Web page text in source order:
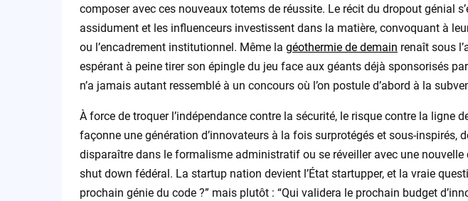
composer avec ces nouveaux totems de réussite. Le récit du dropout génial
assidument et les influenceurs investissent dans la matière, convoquant à
ou l’encadrement institutionnel. Même la géothermie de demain renaît sous
espérant à peine tirer son épingle du jeu face aux géants déjà sponsorisés
n’a jamais autant ressemblé à un concours où l’on postule d’abord à la
À force de troquer l’indépendance contre la sécurité, le risque contre la ligne
façonne une génération d’innovateurs à la fois surprotégés et sous-inspirés,
disparaître dans le formalisme administratif ou se réveiller avec une nouvelle
shut down fédéral. La startup nation devient l’État startupper, et la vraie
prochain génie du code ?” mais plutôt : “Qui validera le prochain budget